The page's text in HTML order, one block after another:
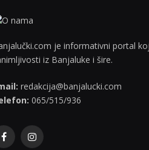
je informativni portal
iz Banjaluke i šire.
redakcija@banjalucki.com
065/515/936
FacebookInstagram